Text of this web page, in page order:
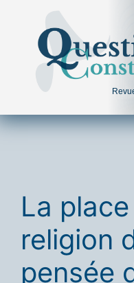
contenu
La
religion
pensée